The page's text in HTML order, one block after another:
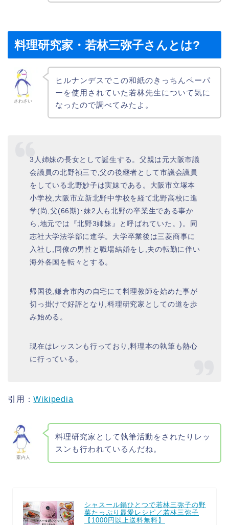
料理研究家・若林三弥子さんとは?
さわさい
ヒルナンデスでこの和紙のきっちんペーパ
ーを使用されていた若林先生について気に
なったので調べてみたよ。
3人姉妹の長女として誕生する。父親は元大阪市議
会議員の北野禎三で,父の後継者として市議会議員
をしている北野妙子は実妹である。大阪市立塚本
小学校,大阪市立新北野中学校を経て北野高校に進
学(尚,父(66期)･妹2人も北野の卒業生である事か
ら,地元では『北野3姉妹』と呼ばれていた。)。同
志社大学法学部に進学。大学卒業後は三菱商事に
入社し,同僚の男性と職場結婚をし,夫の転勤に伴い
海外各国を転々とする。
帰国後,鎌倉市内の自宅にて料理教師を始めた事が
切っ掛けで好評となり,料理研究家としての道を歩
み始める。
現在はレッスンも行っており,料理本の執筆も熱心
に行っている。
引用：Wikipedia
案内人
料理研究家として執筆活動をされたりレッ
スンも行われているんだね。
シャスール鍋ひとつで若林三弥子の野
菜たっぷり最愛レシピ／若林三弥子
【1000円以上送料無料】